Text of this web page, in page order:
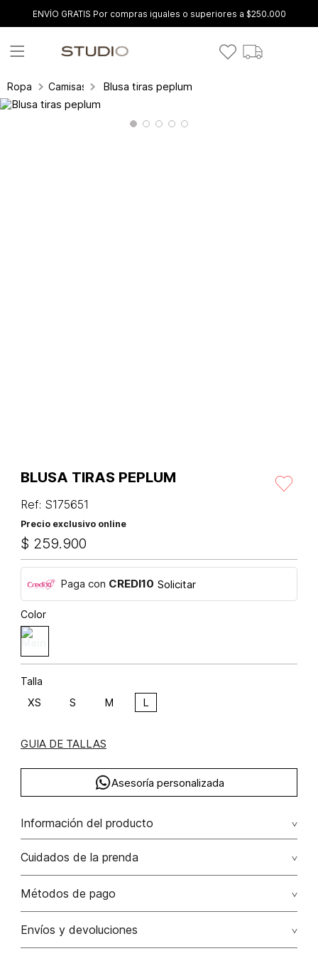
ENVÍO GRATIS Por compras iguales o superiores a $250.000
Ropa Camisas y blusasBlusa tiras peplum
BLUSA TIRAS PEPLUM
Ref: S175651
Precio exclusivo online
$ 259.900
Paga con CREDI10 Solicitar
Color
Talla
XS S M L
GUIA DE TALLAS
Asesoría personalizada
Información del producto
M33-elegancia artesanal lyocell 77% algodón 23% 77.00%
lyocell/lyocell23.00% algodón/cotton
Cuidados de la prenda
Lavar a mano por separado / no dejar en remojo / no
No usar lejia
Métodos de pago
Tarjetas de crédito: Visa, Dinners, Master Card y American
Envíos y devoluciones